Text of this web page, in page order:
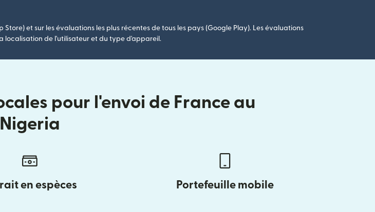
et sur les évaluations les plus récentes de tous les pays (Google Play). Les évaluations
localisation de l'utilisateur et du type d'appareil.
pour l'envoi de France au
Nigeria
en espèces Portefeuille mobile